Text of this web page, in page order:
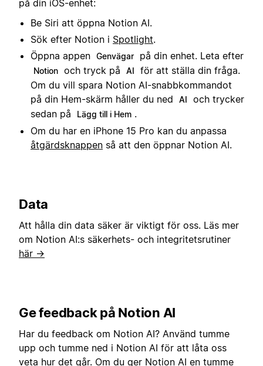
på din iOS-enhet:
Be Siri att öppna Notion AI.
Sök efter Notion i Spotlight.
Öppna appen Genvägar på din enhet. Leta efter
Notion och tryck på AI
för att ställa din fråga.
Om du vill spara Notion AI-snabbkommandot
på din Hem-skärm håller du ned
AI
och trycker
sedan på
Lägg till i Hem .
Om du har en iPhone 15 Pro kan du anpassa
åtgärdsknappen så att den öppnar Notion AI.
Data
Att hålla din data säker är viktigt för oss. Läs mer
om Notion AI:s säkerhets- och integritetsrutiner
här →
Ge feedback på Notion AI
Har du feedback om Notion AI? Använd tumme
upp och tumme ned i Notion AI för att låta oss
veta hur det går. Om du ger Notion AI en tumme